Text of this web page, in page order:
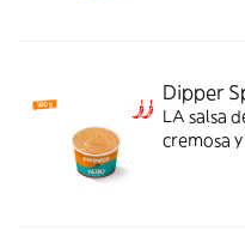
Dipper
LA salsa
cremosa
sabor y